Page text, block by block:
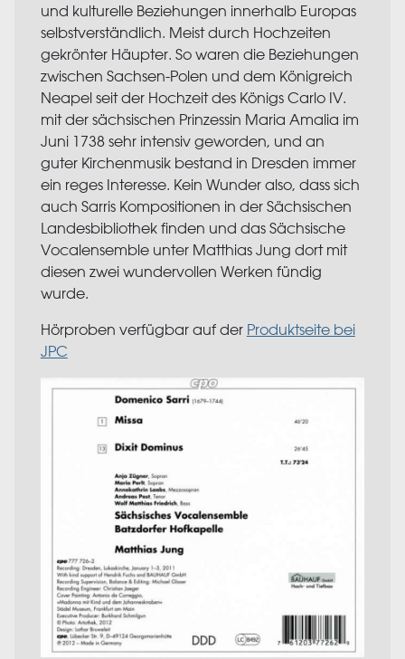
und kulturelle Beziehungen innerhalb Europas
selbstverständlich. Meist durch Hochzeiten
gekrönter Häupter. So waren die Beziehungen
zwischen Sachsen-Polen und dem Königreich
Neapel seit der Hochzeit des Königs Carlo IV.
mit der sächsischen Prinzessin Maria Amalia im
Juni 1738 sehr intensiv geworden, und an
guter Kirchenmusik bestand in Dresden immer
ein reges Interesse. Kein Wunder also, dass sich
auch Sarris Kompositionen in der Sächsischen
Landesbibliothek finden und das Sächsische
Vocalensemble unter Matthias Jung dort mit
diesen zwei wundervollen Werken fündig
wurde.
Hörproben verfügbar auf der Produktseite bei
JPC